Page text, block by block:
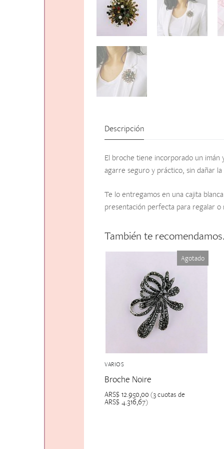
Descripción
El broche tiene incorporado un
agarre seguro y práctico, sin dañar
Te lo entregamos en una cajita
presentación perfecta para regalar o
También te
VARIOS
Agotado
Broche Noire
ARS$ 12.950,00 (3 cuotas de
ARS$ 4.316,67)